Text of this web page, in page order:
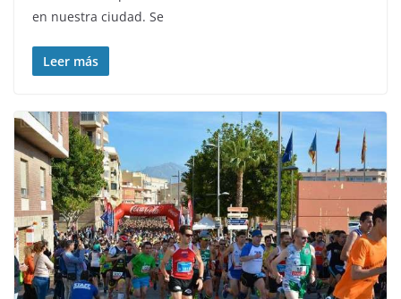
en nuestra ciudad. Se
Leer más